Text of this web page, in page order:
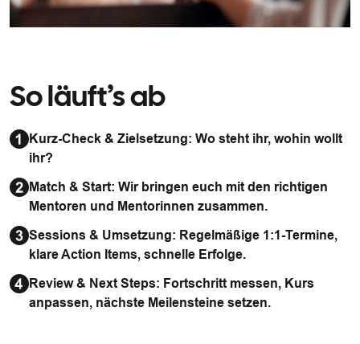
So läuft’s ab
Kurz-Check & Zielsetzung: Wo steht ihr, wohin wollt
ihr?
Match & Start: Wir bringen euch mit den richtigen
Mentoren und Mentorinnen zusammen.
Sessions & Umsetzung: Regelmäßige 1:1-Termine,
klare Action Items, schnelle Erfolge.
Review & Next Steps: Fortschritt messen, Kurs
anpassen, nächste Meilensteine setzen.